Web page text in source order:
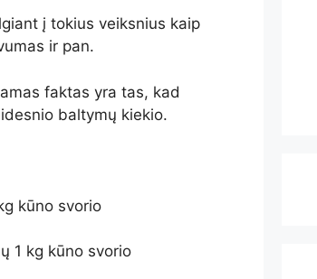
į tokius veiksnius kaip
ir pan.
faktas yra tas, kad
baltymų kiekio.
kūno svorio
1 kg kūno svorio